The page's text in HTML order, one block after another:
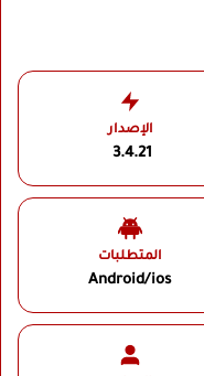
الإصدار
3.4.21
المتطلبات
Android/ios